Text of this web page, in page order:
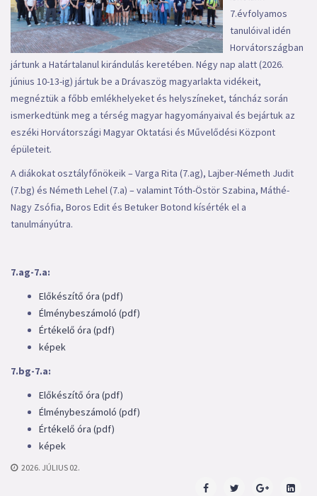
7.évfolyamos
tanulóival idén
Horvátországban
jártunk a Határtalanul kirándulás keretében. Négy nap alatt (2026.
június 10-13-ig) jártuk be a Drávaszög magyarlakta vidékeit,
megnéztük a főbb emlékhelyeket és helyszíneket, táncház során
ismerkedtünk meg a térség magyar hagyományaival és bejártuk az
eszéki Horvátországi Magyar Oktatási és Művelődési Központ
épületeit.
A diákokat osztályfőnökeik – Varga Rita (7.ag), Lajber-Németh Judit
(7.bg) és Németh Lehel (7.a) – valamint Tóth-Östör Szabina, Máthé-
Nagy Zsófia, Boros Edit és Betuker Botond kísérték el a
tanulmányútra.
7.ag-7.a:
Előkészítő óra (pdf)
Élménybeszámoló (pdf)
Értékelő óra (pdf)
képek
7.bg-7.a:
Előkészítő óra (pdf)
Élménybeszámoló (pdf)
Értékelő óra (pdf)
képek
2026. JÚLIUS 02.